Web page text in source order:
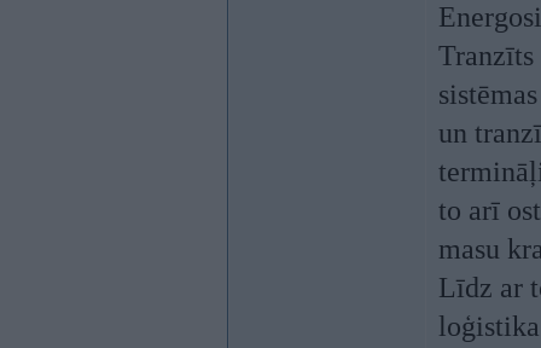
Tranzīts
un
to arī
masu
Līdz ar